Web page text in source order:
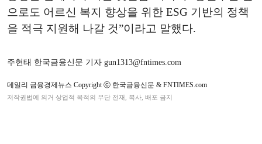
으로도 어르신 복지 향상을 위한 ESG 기반의 정책
을 적극 지원해 나갈 것”이라고 말했다.
주현태 한국금융신문 기자 gun1313@fntimes.com
데일리 금융경제뉴스 Copyright ⓒ 한국금융신문 & FNTIMES.com
저작권법에 의거 상업적 목적의 무단 전재, 복사, 배포 금지